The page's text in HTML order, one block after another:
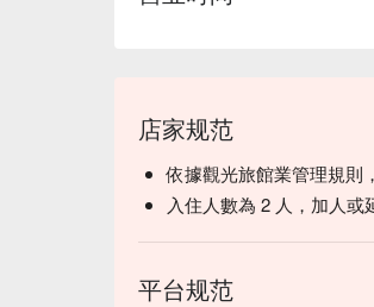
店家规范
依據觀光旅館業管理規則
入住人數為 2 人，加人或
平台规范